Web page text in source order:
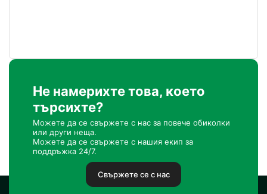
Не намерихте това, което
търсихте?
Можете да се свържете с нас за повече обиколки
или други неща.
Можете да се свържете с нашия екип за
поддръжка 24/7.
Свържете се с нас